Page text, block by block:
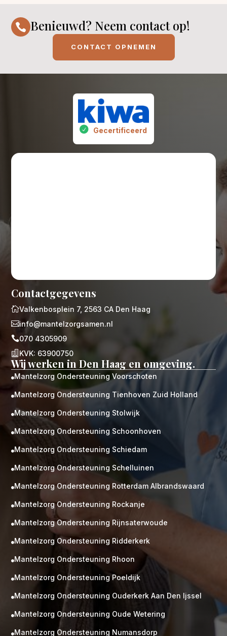
 Benieuwd? Neem contact op!
CONTACT OPNEMEN
Gecertificeerd
Contactgegevens
Valkenbosplein 7, 2563 CA Den Haag
info@mantelzorgsamen.nl
070 4305909
 KVK: 63900750
Wij werken in Den Haag en omgeving.
Mantelzorg Ondersteuning Voorschoten
Mantelzorg Ondersteuning Tienhoven Zuid Holland
Mantelzorg Ondersteuning Stolwijk
Mantelzorg Ondersteuning Schoonhoven
Mantelzorg Ondersteuning Schiedam
Mantelzorg Ondersteuning Schelluinen
Mantelzorg Ondersteuning Rotterdam Albrandswaard
Mantelzorg Ondersteuning Rockanje
Mantelzorg Ondersteuning Rijnsaterwoude
Mantelzorg Ondersteuning Ridderkerk
Mantelzorg Ondersteuning Rhoon
Mantelzorg Ondersteuning Poeldijk
Mantelzorg Ondersteuning Ouderkerk Aan Den Ijssel
Mantelzorg Ondersteuning Oude Wetering
Mantelzorg Ondersteuning Numansdorp